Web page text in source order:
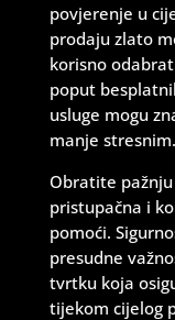
povjerenje u
prodaju zlato
korisno
poput
usluge mogu
manje stresnim.
Obratite
pristupačna i
pomoći.
presudne
tvrtku koja
tijekom cijelog